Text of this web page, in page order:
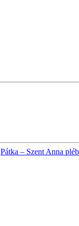
Pátka – Szent Anna